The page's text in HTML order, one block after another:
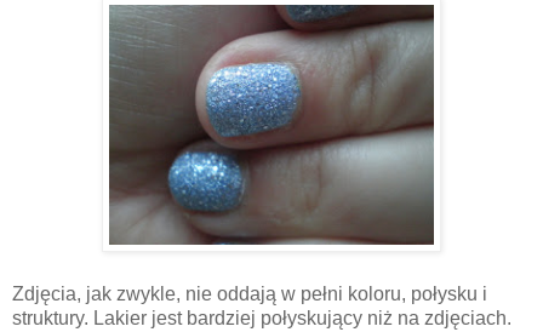
Zdjęcia, jak zwykle, nie oddają w pełni koloru, połysku i
struktury. Lakier jest bardziej połyskujący niż na zdjęciach.